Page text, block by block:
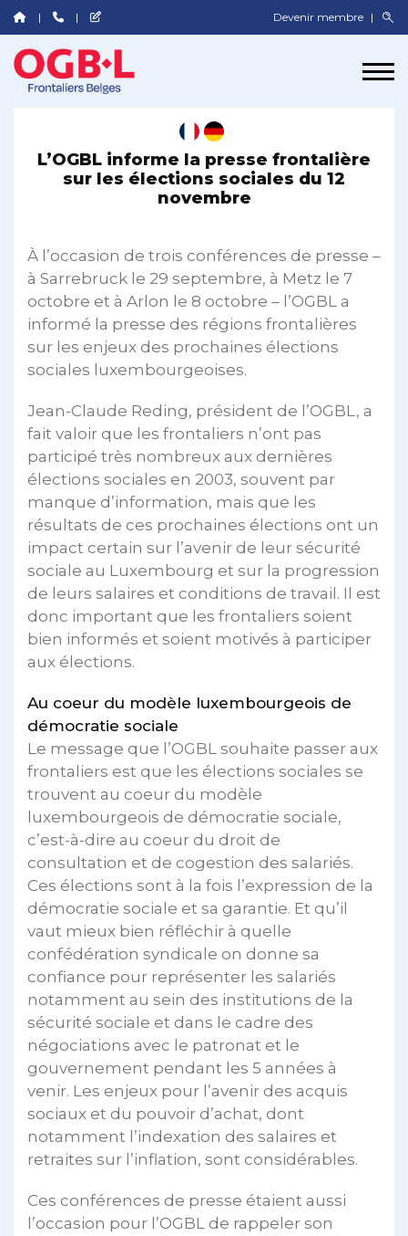
Devenir membre
L’OGBL informe la presse frontalière
sur les élections sociales du 12
novembre
À l’occasion de trois conférences de presse –
à Sarrebruck le 29 septembre, à Metz le 7
octobre et à Arlon le 8 octobre – l’OGBL a
informé la presse des régions frontalières
sur les enjeux des prochaines élections
sociales luxembourgeoises.
Jean-Claude Reding, président de l’OGBL, a
fait valoir que les frontaliers n’ont pas
participé très nombreux aux dernières
élections sociales en 2003, souvent par
manque d’information, mais que les
résultats de ces prochaines élections ont un
impact certain sur l’avenir de leur sécurité
sociale au Luxembourg et sur la progression
de leurs salaires et conditions de travail. Il est
donc important que les frontaliers soient
bien informés et soient motivés à participer
aux élections.
Au coeur du modèle luxembourgeois de
démocratie sociale
Le message que l’OGBL souhaite passer aux
frontaliers est que les élections sociales se
trouvent au coeur du modèle
luxembourgeois de démocratie sociale,
c’est-à-dire au coeur du droit de
consultation et de cogestion des salariés.
Ces élections sont à la fois l’expression de la
démocratie sociale et sa garantie. Et qu’il
vaut mieux bien réfléchir à quelle
confédération syndicale on donne sa
confiance pour représenter les salariés
notamment au sein des institutions de la
sécurité sociale et dans le cadre des
négociations avec le patronat et le
gouvernement pendant les 5 années à
venir. Les enjeux pour l’avenir des acquis
sociaux et du pouvoir d’achat, dont
notamment l’indexation des salaires et
retraites sur l’inflation, sont considérables.
Ces conférences de presse étaient aussi
l’occasion pour l’OGBL de rappeler son